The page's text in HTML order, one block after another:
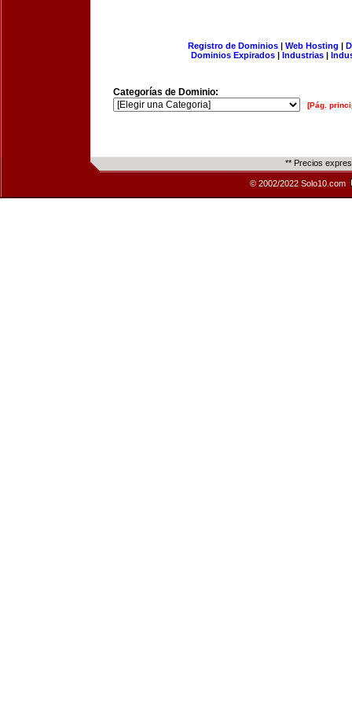
Registro de Dominios| Web Hosting |
Dominios Expirados | Industrias |
Categorías de Dominio:
[Pág.
** Precios
© 2002/2022 Solo10.com